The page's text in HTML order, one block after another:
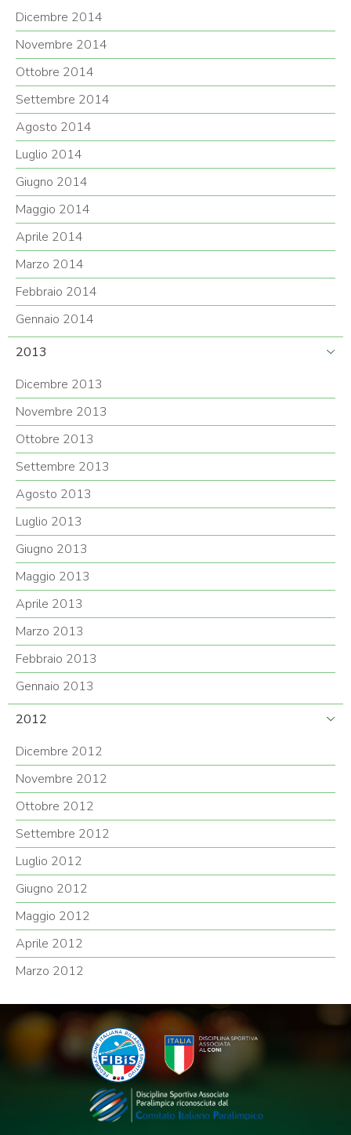
Dicembre 2014
Novembre 2014
Ottobre 2014
Settembre 2014
Agosto 2014
Luglio 2014
Giugno 2014
Maggio 2014
Aprile 2014
Marzo 2014
Febbraio 2014
Gennaio 2014
2013
Dicembre 2013
Novembre 2013
Ottobre 2013
Settembre 2013
Agosto 2013
Luglio 2013
Giugno 2013
Maggio 2013
Aprile 2013
Marzo 2013
Febbraio 2013
Gennaio 2013
2012
Dicembre 2012
Novembre 2012
Ottobre 2012
Settembre 2012
Luglio 2012
Giugno 2012
Maggio 2012
Aprile 2012
Marzo 2012